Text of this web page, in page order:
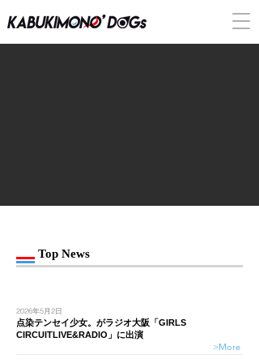
Top News
2026年5月2日
点染テンセイ少女。がラジオ大阪「GIRLS
CIRCUITLIVE&RADIO」に出演
>More